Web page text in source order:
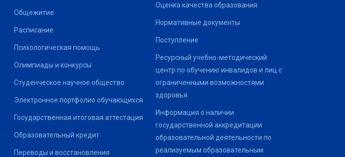
Общежитие
Расписание
Психологическая помощь
Олимпиады и конкурсы
Студенческое научное общество
Электронное портфолио обучающихся
Государственная итоговая аттестация
Образовательный кредит
Переводы и восстановления
Оценка качества образования
Нормативные документы
Поступление
Ресурсный учебно-методический
центр по обучению инвалидов и лиц с
ограниченными возможностями
здоровья
Информация о наличии
государственной аккредитации
образовательной деятельности по
реализуемым образовательным